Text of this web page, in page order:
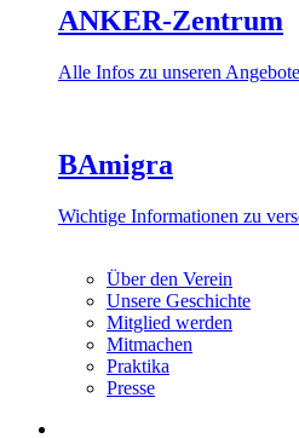
ANKER-Zentrum
Alle Infos zu unseren
BAmigra
Wichtige Informationen zu
Über den Verein
Unsere Geschichte
Mitglied werden
Mitmachen
Praktika
Presse